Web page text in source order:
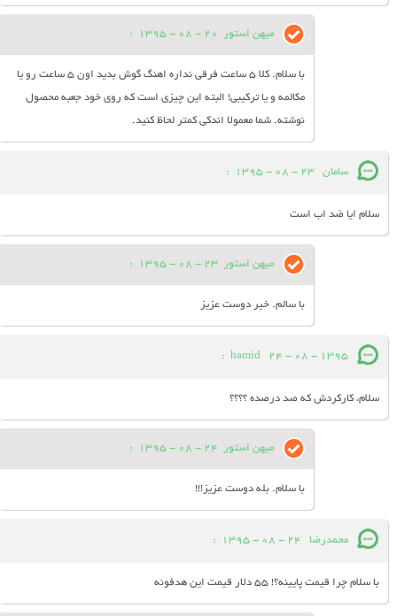
میهن استور 20 - 08 - 1395
:
با سلام. کلا 5 ساعت فرقی نداره اهنگ گوش بدید اون 5 ساعت رو یا
مکالمه و یا ترکیبی! البته این چیزی است که روی خود جعبه محصول
نوشته. شما معمولا اندکی کمتر لحاظ کنید.
سامان 23 - 08 - 1395
:
سلام ایا ضد اب است
میهن استور 23 - 08 - 1395
:
با سالم. خیر دوست عزیز
hamid 24 - 08 - 1395
:
سلام، کارکردش که صد درصده ؟؟؟؟
میهن استور 24 - 08 - 1395
:
با سلام. بله دوست عزیز!!!
محمدرضا 24 - 08 - 1395
:
با سلام چرا قیمت پایینه؟! 55 دلار قیمت این هدفونه